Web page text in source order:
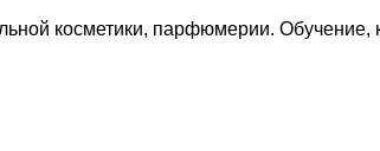
косметики, парфюмерии. Обучение,